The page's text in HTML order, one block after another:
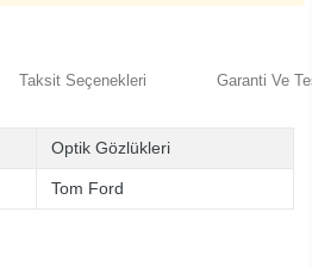
Taksit Seçenekleri Garanti Ve
Optik Gözlükleri
Tom Ford